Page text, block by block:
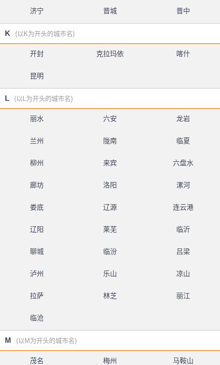
济宁 晋城 晋中
K (以K为开头的城市名)
开封 克拉玛依 喀什
昆明
L (以L为开头的城市名)
丽水 六安 龙岩
兰州 陇南 临夏
柳州 来宾 六盘水
廊坊 洛阳 漯河
娄底 辽源 连云港
辽阳 莱芜 临沂
聊城 临汾 吕梁
泸州 乐山 凉山
拉萨 林芝 丽江
临沧
M (以M为开头的城市名)
茂名 梅州 马鞍山